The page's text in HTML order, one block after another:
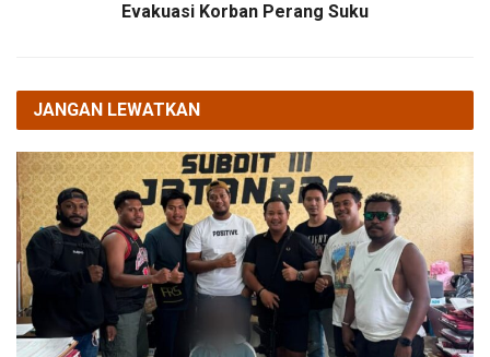
Evakuasi Korban Perang Suku
JANGAN LEWATKAN